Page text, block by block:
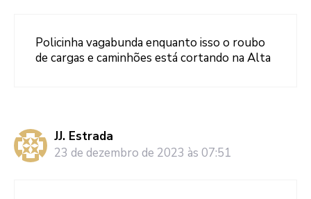
Policinha vagabunda enquanto isso o roubo
de cargas e caminhões está cortando na Alta
JJ. Estrada
23 de dezembro de 2023 às 07:51